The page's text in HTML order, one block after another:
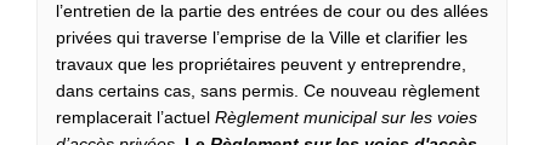
l’entretien de la partie des entrées de cour ou des allées
privées qui traverse l’emprise de la Ville et clarifier les
travaux que les propriétaires peuvent y entreprendre,
dans certains cas, sans permis. Ce nouveau règlement
remplacerait l’actuel Règlement municipal sur les voies